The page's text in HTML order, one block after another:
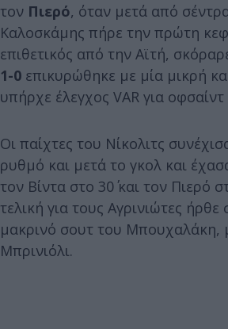
τον Πιερό, όταν μετά από
Καλοσκάμης πήρε την πρώτη
επιθετικός από την Αϊτή,
1-0 επικυρώθηκε με μία μικρή
υπήρχε έλεγχος VAR για
Οι παίχτες του Νίκολιτς
ρυθμό και μετά το γκολ και
τον Βίντα στο 30΄ και τον Πιερό
τελική για τους Αγρινιώτες
μακρινό σουτ του Μπουχαλάκη,
Μπρινιόλι.